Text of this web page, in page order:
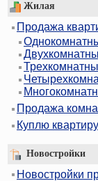
Жилая
Продажа
Продажа
Куплю
Новостройки
Новостройки